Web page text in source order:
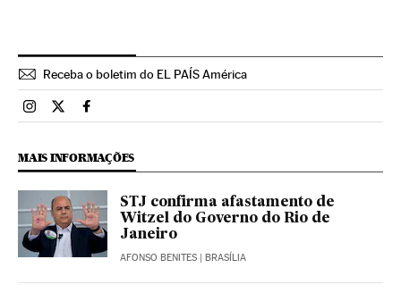
Receba o boletim do EL PAÍS América
Brasil El País Brasil en Instagram
Brasil El País Brasil en Twitter
Brasil El País Brasil en Facebook
MAIS INFORMAÇÕES
STJ confirma afastamento de
Witzel do Governo do Rio de
Janeiro
AFONSO BENITES | BRASÍLIA